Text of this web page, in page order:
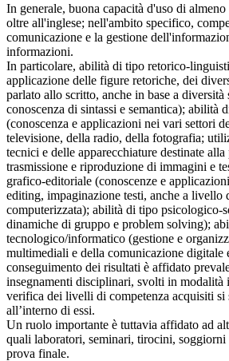
In generale, buona capacità d'uso di
oltre all'inglese; nell'ambito specifico,
comunicazione e la gestione
informazioni.
In particolare, abilità di tipo retorico-
applicazione delle figure retoriche, dei
parlato allo scritto, anche in base a
conoscenza di sintassi e semantica); abilità
(conoscenza e applicazioni nei vari settori
televisione, della radio, della fotografia;
tecnici e delle apparecchiature destinate alla
trasmissione e riproduzione di immagini e
grafico-editoriale (conoscenze e
editing, impaginazione testi, anche a livello
computerizzata); abilità di tipo psicologico-
dinamiche di gruppo e problem solving);
tecnologico/informatico (gestione e
multimediali e della comunicazione digitale
conseguimento dei risultati è affidato
insegnamenti disciplinari, svolti in modalità
verifica dei livelli di competenza acquisiti si
all’interno di essi.
Un ruolo importante è tuttavia affidato ad
quali laboratori, seminari, tirocini, soggiorni
prova finale.